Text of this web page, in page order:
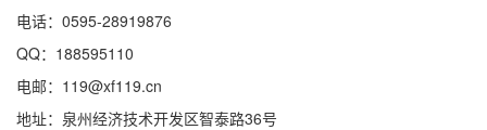
电话：0595-28919876
QQ：188595110
电邮：119@xf119.cn
地址：泉州经济技术开发区智泰路36号